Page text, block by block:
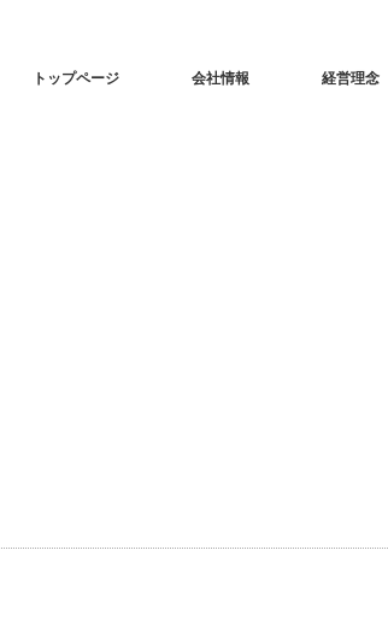
トップページ 会社情報 経営理念